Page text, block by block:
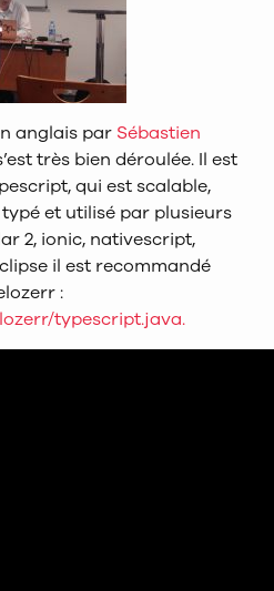
anglais par Sébastien
très bien déroulée. Il est
qui est scalable,
et utilisé par plusieurs
2, ionic, nativescript,
il est recommandé
:
typescript.java.